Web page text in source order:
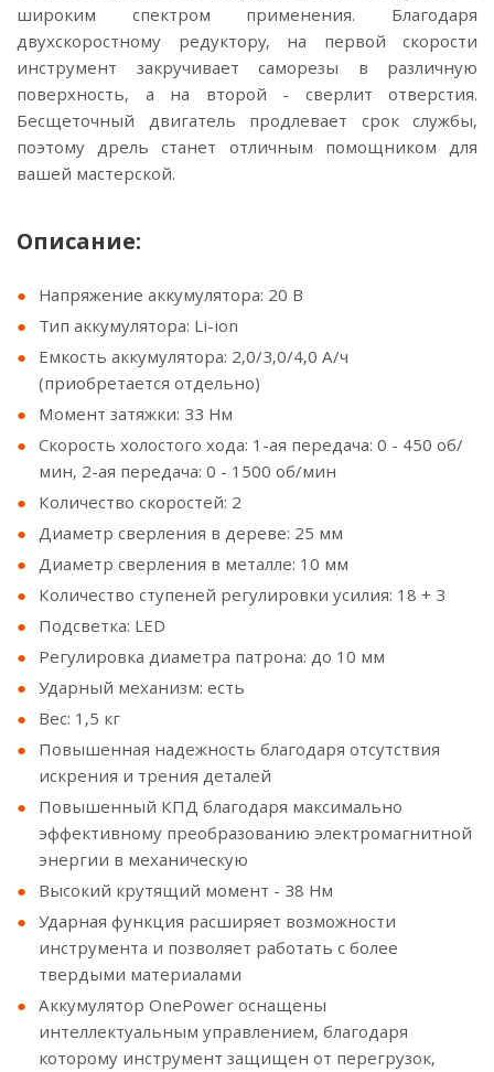
широким спектром применения. Благодаря
двухскоростному редуктору, на первой скорости
инструмент закручивает саморезы в различную
поверхность, а на второй - сверлит отверстия.
Бесщеточный двигатель продлевает срок службы,
поэтому дрель станет отличным помощником для
вашей мастерской.
Описание:
Напряжение аккумулятора: 20 В
Тип аккумулятора: Li-ion
Емкость аккумулятора: 2,0/3,0/4,0 А/ч
(приобретается отдельно)
Момент затяжки: 33 Нм
Скорость холостого хода: 1-ая передача: 0 - 450 об/
мин, 2-ая передача: 0 - 1500 об/мин
Количество скоростей: 2
Диаметр сверления в дереве: 25 мм
Диаметр сверления в металле: 10 мм
Количество ступеней регулировки усилия: 18 + 3
Подсветка: LED
Регулировка диаметра патрона: до 10 мм
Ударный механизм: есть
Вес: 1,5 кг
Повышенная надежность благодаря отсутствия
искрения и трения деталей
Повышенный КПД благодаря максимально
эффективному преобразованию электромагнитной
энергии в механическую
Высокий крутящий момент - 38 Нм
Ударная функция расширяет возможности
инструмента и позволяет работать с более
твердыми материалами
Аккумулятор OnePower оснащены
интеллектуальным управлением, благодаря
которому инструмент защищен от перегрузок,